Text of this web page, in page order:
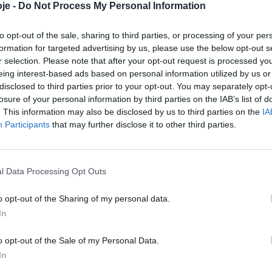
- Do Not Process My Personal Information
opt-out of the sale, sharing to third parties, or processing of your
for targeted advertising by us, please use the below opt-out
selection. Please note that after your opt-out request is processed
interest-based ads based on personal information utilized by us
to third parties prior to your opt-out. You may separately
of your personal information by third parties on the IAB’s list of
This information may also be disclosed by us to third parties on the
Participants that may further disclose it to other third parties.
Data Processing Opt Outs
opt-out of the Sharing of my personal data.
opt-out of the Sale of my Personal Data.
já tem
de novembro